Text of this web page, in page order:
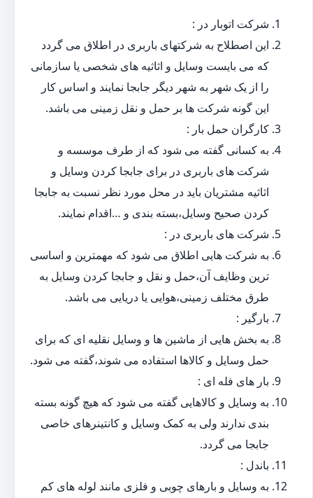
شرکت اتوبار در :
این اصطلاح به شرکتهای باربری در اطلاق می گردد
که می بایست وسایل و اثاثیه های شخصی یا سازمانی
را از یک شهر به شهر دیگر جابجا نمایند و اساس کار
این گونه شرکت ها بر حمل و نقل زمینی می باشد.
کارگران حمل بار :
به کسانی گفته می شود که از طرف موسسه و
شرکت های باربری در برای جابجا کردن وسایل و
اثاثیه مشتریان باید در محل مورد نظر نسبت به جابجا
کردن صحیح وسایل،بسته بندی و …اقدام نمایند.
شرکت های باربری در :
به شرکت هایی اطلاق می شود که مهمترین و اساسی
ترین وظایف آن،حمل و نقل و جابجا کردن وسایل به
طرق مختلف زمینی،هوایی یا دریایی می باشد.
بارگیر :
به بخش هایی از ماشین ها و وسایل نقلیه ای که برای
حمل وسایل و کالاها استفاده می شوند،گفته می شود.
بار های فله ای :
به وسایل و کالاهایی گفته می شود که هیچ گونه بسته
بندی ندارند ولی به کمک وسایل و کانتینرهای خاصی
جابجا می گردد.
باندل :
به وسایل و بارهای چوبی و فلزی مانند لوله های کم